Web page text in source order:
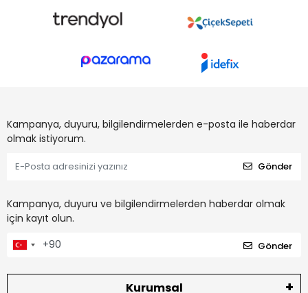
Kampanya, duyuru, bilgilendirmelerden e-posta ile haberdar
olmak istiyorum.
Gönder
Kampanya, duyuru ve bilgilendirmelerden haberdar olmak
için kayıt olun.
Gönder
Kurumsal